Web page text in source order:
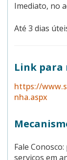
Imediato, no
Até 3 dias
Link para
https://
nha.aspx
Fale
serviços em